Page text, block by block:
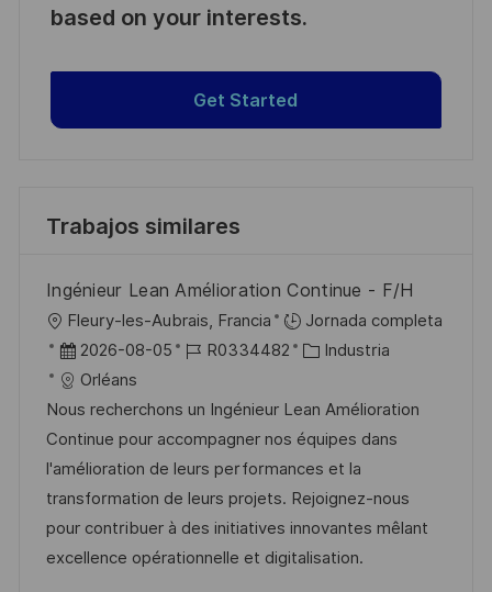
based on your interests.
Get Started
Trabajos similares
Ingénieur Lean Amélioration Continue - F/H
U
b
c
a
c
i
ó
n
Fleury-les-Aubrais, Francia
Jornada completa
F
e
c
h
a
d
e
p
2026-08-05
I
d
e
e
m
p
l
R0334482
C
t
e
g
o
r
í
Industria
Orléans
Nous recherchons un Ingénieur Lean Amélioration
Continue pour accompagner nos équipes dans
l'amélioration de leurs performances et la
transformation de leurs projets. Rejoignez-nous
pour contribuer à des initiatives innovantes mêlant
excellence opérationnelle et digitalisation.